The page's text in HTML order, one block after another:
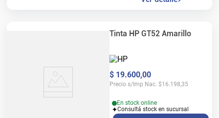
Tinta HP GT52 Amarillo
$ 19.600,00
Precio s/Imp Nac. $16.198,35
En stock online
Consultá stock en sucursal